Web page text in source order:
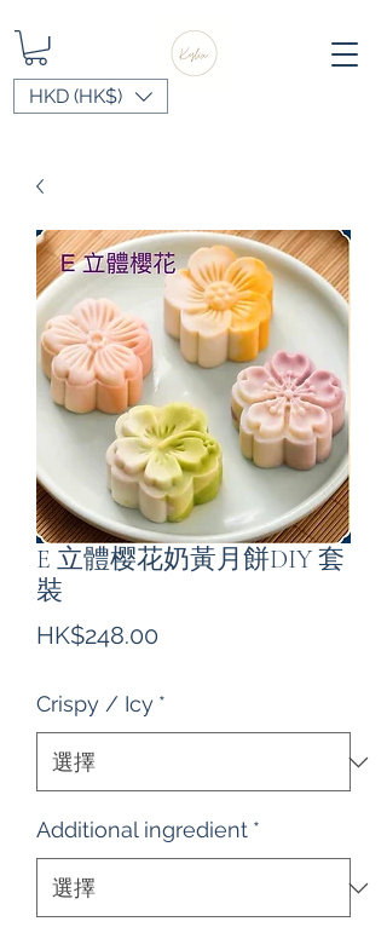
HKD (HK$)
E 立體樱花奶黃月餅DIY 套
裝
HK$248.00
Crispy / Icy *
Additional ingredient *